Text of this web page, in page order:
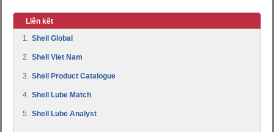
Liên kết
1. Shell Global
2. Shell Viet Nam
3. Shell Product Catalogue
4. Shell Lube Match
5. Shell Lube Analyst